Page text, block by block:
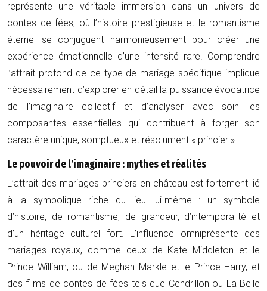
représente une véritable immersion dans un univers de
contes de fées, où l’histoire prestigieuse et le romantisme
éternel se conjuguent harmonieusement pour créer une
expérience émotionnelle d’une intensité rare. Comprendre
l’attrait profond de ce type de mariage spécifique implique
nécessairement d’explorer en détail la puissance évocatrice
de l’imaginaire collectif et d’analyser avec soin les
composantes essentielles qui contribuent à forger son
caractère unique, somptueux et résolument « princier ».
Le pouvoir de l’imaginaire : mythes et réalités
L’attrait des mariages princiers en château est fortement lié
à la symbolique riche du lieu lui-même : un symbole
d’histoire, de romantisme, de grandeur, d’intemporalité et
d’un héritage culturel fort. L’influence omniprésente des
mariages royaux, comme ceux de Kate Middleton et le
Prince William, ou de Meghan Markle et le Prince Harry, et
des films de contes de fées tels que Cendrillon ou La Belle